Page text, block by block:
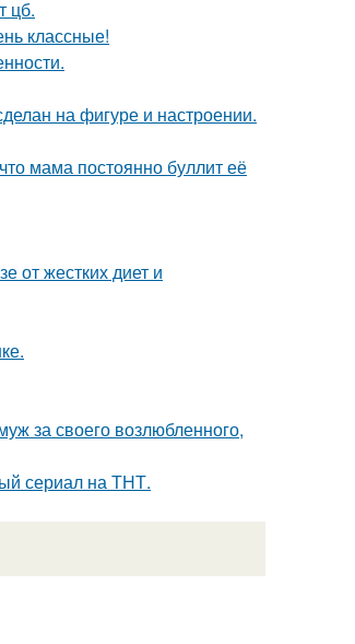
цб.
классные!
на фигуре и настроении.
мама постоянно буллит её
от жестких диет и
за своего возлюбленного,
сериал на ТНТ.